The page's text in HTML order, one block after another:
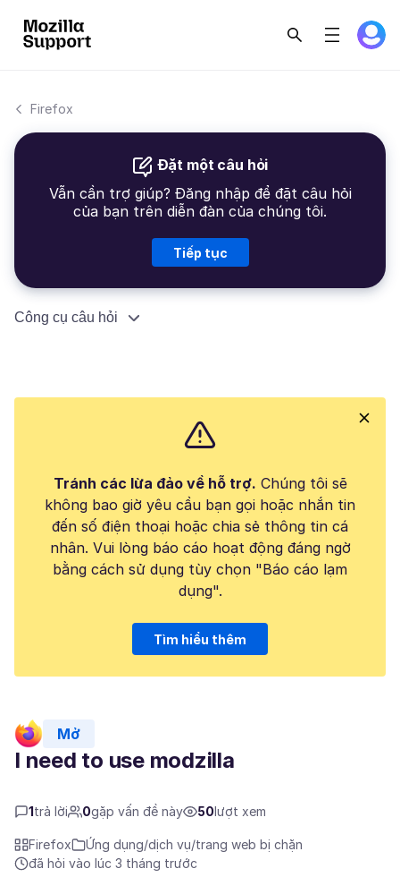
Firefox
Đặt một câu hỏi
Vẫn cần trợ giúp? Đăng nhập để đặt câu hỏi
của bạn trên diễn đàn của chúng tôi.
Tiếp tục
Công cụ câu hỏi
Tránh các lừa đảo về hỗ trợ. Chúng tôi sẽ
không bao giờ yêu cầu bạn gọi hoặc nhắn tin
đến số điện thoại hoặc chia sẻ thông tin cá
nhân. Vui lòng báo cáo hoạt động đáng ngờ
bằng cách sử dụng tùy chọn "Báo cáo lạm
dụng".
Tìm hiểu thêm
Mở
I need to use modzilla
1trả lời 0gặp vấn đề này 50lượt xem
Firefox
Ứng dụng/dịch vụ/trang web bị chặn
đã hỏi vào lúc 3 tháng trước